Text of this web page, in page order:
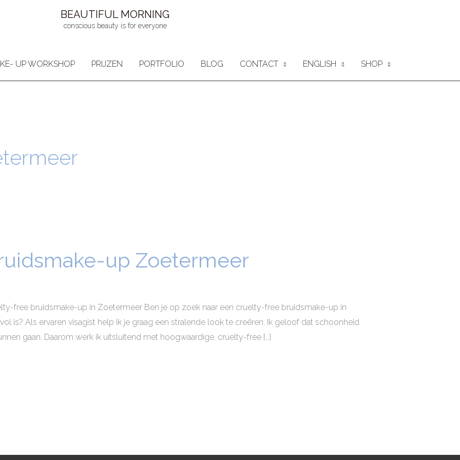
BEAUTIFUL MORNING
conscious beauty is for everyone
UP WORKSHOP PRIJZEN PORTFOLIO BLOG CONTACT ENGLISH SHOP
up Zoetermeer
free bruidsmake-up in Zoetermeer Ben je op zoek naar een cruelty-free bruidsmake-up in
is? Als ervaren visagist help ik je graag een stralende look te creëren. Ik geloof dat schoonheid
gaan. Daarom werk ik uitsluitend met hoogwaardige, cruelty-free […]